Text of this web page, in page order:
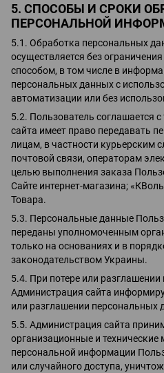
5. СПОСОБЫ И СРОКИ
ПЕРСОНАЛЬНОЙ
5.1. Обработка персональных
осуществляется без
способом, в том числе в
персональных данных с
автоматизации или без
5.2. Пользователь соглашается
сайта имеет право передавать
лицам, в частности курьерским
почтовой связи, операторам
целью выполнения заказа
Сайте интернет-магазина;
Товара.
5.3. Персональные данные
переданы уполномоченным
только на основаниях и в
законодательством Украины.
5.4. При потере или
Администрация сайта
или разглашении персональных
5.5. Администрация сайта
организационные и
персональной информации
или случайного доступа,